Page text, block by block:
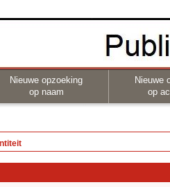
Nieuwe opzoeking
op naam
Nieuwe
op